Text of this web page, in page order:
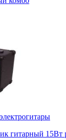
гитарный 15Вт